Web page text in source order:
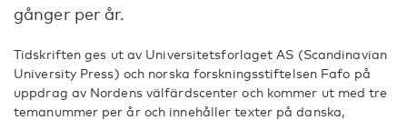
gånger per år.
Tidskriften ges ut av Universitetsforlaget AS (Scandinavian
University Press) och norska forskningsstiftelsen Fafo på
uppdrag av Nordens välfärdscenter och kommer ut med tre
temanummer per år och innehåller texter på danska,